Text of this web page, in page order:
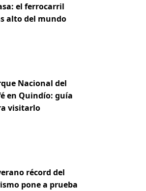
el ferrocarril
alto del mundo
Nacional del
en Quindío: guía
visitarlo
récord del
pone a prueba